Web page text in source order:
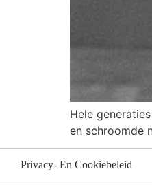
Hele
en schroomde
Privacy- En Cookiebeleid